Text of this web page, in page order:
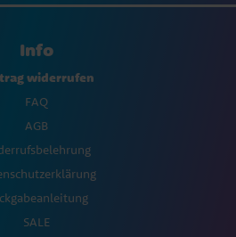
Info
widerrufen
FAQ
AGB
SALE